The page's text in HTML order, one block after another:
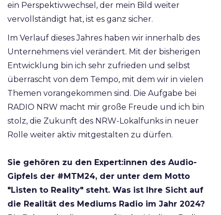
ein Perspektivwechsel, der mein Bild weiter
vervollständigt hat, ist es ganz sicher.
Im Verlauf dieses Jahres haben wir innerhalb des
Unternehmens viel verändert. Mit der bisherigen
Entwicklung bin ich sehr zufrieden und selbst
überrascht von dem Tempo, mit dem wir in vielen
Themen vorangekommen sind. Die Aufgabe bei
RADIO NRW macht mir große Freude und ich bin
stolz, die Zukunft des NRW-Lokalfunks in neuer
Rolle weiter aktiv mitgestalten zu dürfen.
Sie gehören zu den Expert:innen des Audio-
Gipfels der #MTM24, der unter dem Motto
"Listen to Reality" steht. Was ist Ihre Sicht auf
die Realität des Mediums Radio im Jahr 2024?